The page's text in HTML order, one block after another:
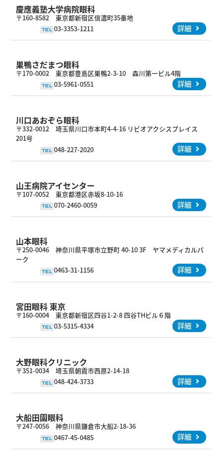
慶應義塾大学病院眼科
〒160-8582 東京都新宿区信濃町35番地
TEL 03-3353-1211 詳細
巣鴨さだまつ眼科
〒170-0002 東京都豊島区巣鴨2-3-10 森川第一ビル4階
TEL 03-5961-0551 詳細
川口あおぞら眼科
〒332-0012 埼玉県川口市本町4-4-16 リビオアクシスプレイス
201号
TEL 048-227-2020 詳細
山王病院アイセンター
〒107-0052 東京都港区赤坂8-10-16
TEL 070-2460-0059 詳細
山本眼科
〒250-0046 神奈川県平塚市立野町 40-10 3F ヤマメディカルパ
ーク
TEL 0463-31-1156 詳細
宮田眼科 東京
〒160-0004 東京都新宿区四谷1-2-8 四谷THビル６階
TEL 03-5315-4334 詳細
大野眼科クリニック
〒351-0034 埼玉県朝霞市西原2-14-18
TEL 048-424-3733 詳細
大船田園眼科
〒247-0056 神奈川県鎌倉市大船2-18-36
TEL 0467-45-0485 詳細